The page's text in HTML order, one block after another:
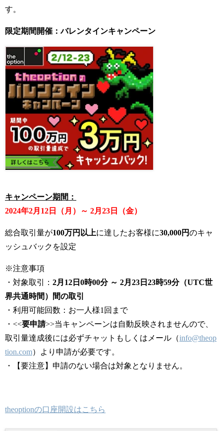
す。
限定期間開催：バレンタインキャンペーン
キャンペーン期間：
2024年2月 12 日（月）～ 2月 23 日（金）
総合取引量が100万円以上に達したお客様に30,000円のキャ
ッシュバックを設定
※注意事項
・ 対象取引： 2月12日0時00分 ～ 2月23日23時59分（UTC世
界共通時間）間の取引
・利用可能回数：お一人様1 回まで
・<<要申請>>当キャンペーンは自動反映されませんので、
取引量達成後には必ずチャットもしくはメール（info@theop
tion.com）より申請が必要です。
・【要注意】 申請のない場合は対象となりません。
theoptionの口座開設はこちら